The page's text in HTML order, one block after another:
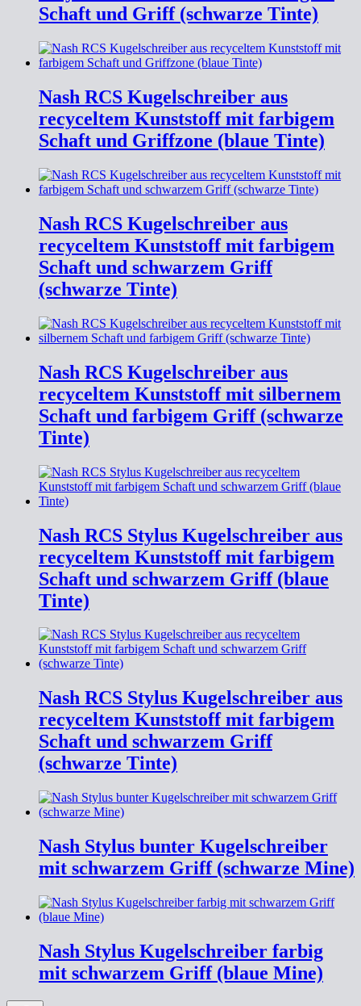
Schaft und Griff (schwarze Tinte)
Nash RCS Kugelschreiber aus
recyceltem Kunststoff mit farbigem
Schaft und Griffzone (blaue Tinte)
Nash RCS Kugelschreiber aus
recyceltem Kunststoff mit farbigem
Schaft und schwarzem Griff
(schwarze Tinte)
Nash RCS Kugelschreiber aus
recyceltem Kunststoff mit silbernem
Schaft und farbigem Griff (schwarze
Tinte)
Nash RCS Stylus Kugelschreiber aus
recyceltem Kunststoff mit farbigem
Schaft und schwarzem Griff (blaue
Tinte)
Nash RCS Stylus Kugelschreiber aus
recyceltem Kunststoff mit farbigem
Schaft und schwarzem Griff
(schwarze Tinte)
Nash Stylus bunter Kugelschreiber
mit schwarzem Griff (schwarze Mine)
Nash Stylus Kugelschreiber farbig
mit schwarzem Griff (blaue Mine)